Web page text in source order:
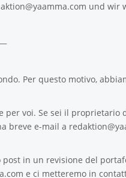
und wir
Per questo motivo,
voi. Se sei il proprietario
breve e-mail a
in un revisione del
e ci metteremo in